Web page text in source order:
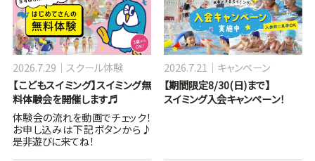
【こどもスイミング】スイミング無
料体験会を開催します♬
2026.7.29 スクール体験
体験会の流れを動画でチェック！
お申し込みは下記ボタンから♪
是非遊びに来てね！
【期間限定8/30(日)まで】
スイミング入会キャンペーン！
2026.7.21 キャンペーン